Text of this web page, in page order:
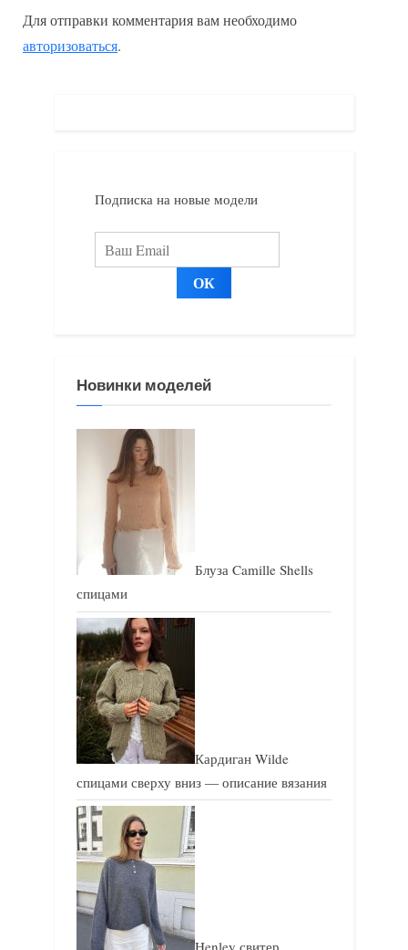
д
у
у
ю
п
и
с
Для отправки комментария вам необходимо
авторизоваться.
Подписка на новые модели
Новинки моделей
Блуза Camille Shells
спицами
Кардиган Wilde
спицами сверху вниз — описание вязания
Henley свитер